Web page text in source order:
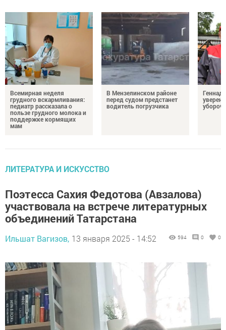
Всемирная неделя
грудного вскармливания:
педиатр рассказала о
пользе грудного молока и
поддержке кормящих
мам
В Мензелинском районе
перед судом предстанет
водитель погрузчика
ЛИТЕРАТУРА И ИСКУССТВО
Поэтесса Сахия Федотова (Авзалова)
участвовала на встрече литературных
объединений Татарстана
Ильшат Вагизов, 13 января 2025 - 14:52 594 0 0